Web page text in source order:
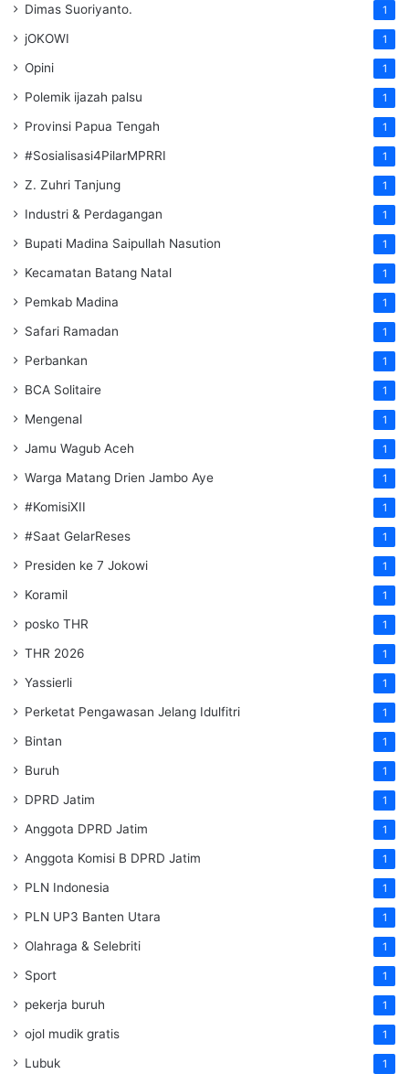
Dimas Suoriyanto. 1
jOKOWI 1
Opini 1
Polemik ijazah palsu 1
Provinsi Papua Tengah 1
#Sosialisasi4PilarMPRRI 1
Z. Zuhri Tanjung 1
Industri & Perdagangan 1
Bupati Madina Saipullah Nasution 1
Kecamatan Batang Natal 1
Pemkab Madina 1
Safari Ramadan 1
Perbankan 1
BCA Solitaire 1
Mengenal 1
Jamu Wagub Aceh 1
Warga Matang Drien Jambo Aye 1
#KomisiXII 1
#Saat GelarReses 1
Presiden ke 7 Jokowi 1
Koramil 1
posko THR 1
THR 2026 1
Yassierli 1
Perketat Pengawasan Jelang Idulfitri 1
Bintan 1
Buruh 1
DPRD Jatim 1
Anggota DPRD Jatim 1
Anggota Komisi B DPRD Jatim 1
PLN Indonesia 1
PLN UP3 Banten Utara 1
Olahraga & Selebriti 1
Sport 1
pekerja buruh 1
ojol mudik gratis 1
Lubuk 1